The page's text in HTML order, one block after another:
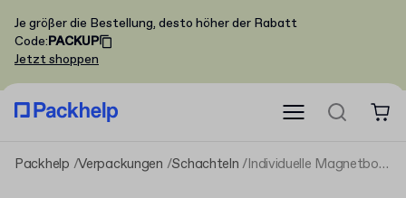
Je größer die Bestellung, desto höher der Rabatt
Code:PACKUP
Jetzt shoppen
Packhelp Verpackungen Schachteln Individuelle Magnetbox aus Vollkarton für Brillen